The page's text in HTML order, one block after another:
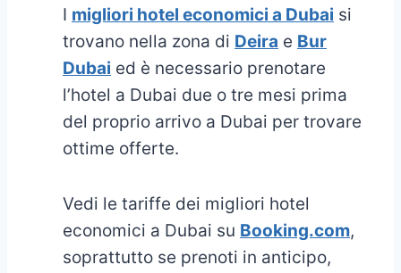
I migliori hotel economici a Dubai si
trovano nella zona di Deira e Bur
Dubai ed è necessario prenotare
l’hotel a Dubai due o tre mesi prima
del proprio arrivo a Dubai per trovare
ottime offerte.
Vedi le tariffe dei migliori hotel
economici a Dubai su Booking.com,
soprattutto se prenoti in anticipo,